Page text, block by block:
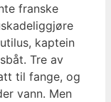
franske
kaptein
Tre av
til fange, og
vann. Men